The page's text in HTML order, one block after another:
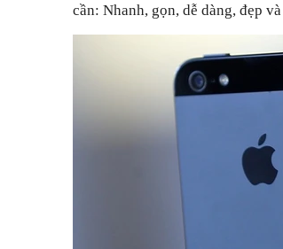
cần: Nhanh, gọn, dễ dàng, đẹp